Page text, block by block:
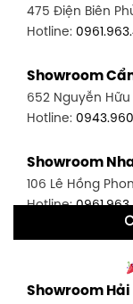
Hotline:
348 Đ. Bạch Đằng,
Hotline:
591 Hoàng Văn
Hotline:
Showroom Tân
475 Điện Biên
Hotline:
Showroom
652 Nguyễn Hữu
Hotline:
Showroom
106 Lê Hồng
Hotline:
27-29 Nguyễn
Hotline:
Showroom Hải